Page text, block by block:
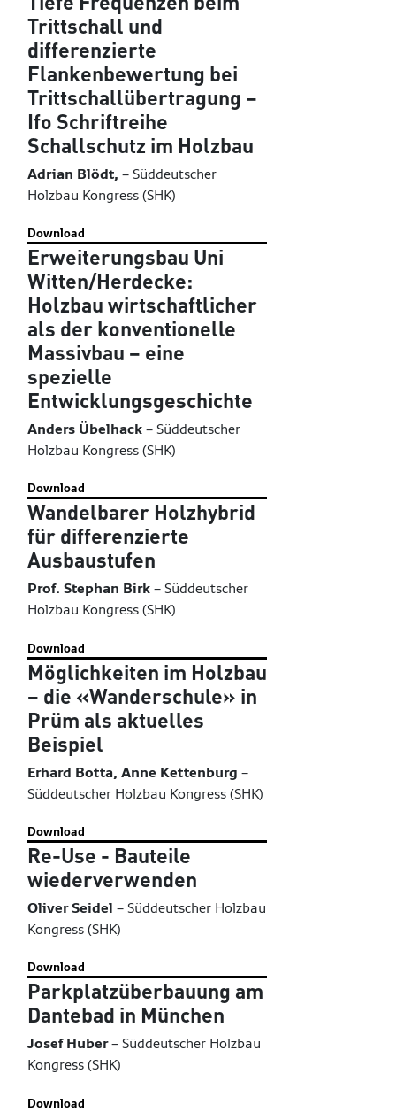
Trittschall und
differenzierte
Flankenbewertung bei
Trittschallübertragung –
Ifo Schriftreihe
Schallschutz im Holzbau
Adrian Blödt, –Süddeutscher
Holzbau Kongress (SHK)
Download
Erweiterungsbau Uni
Witten/Herdecke:
Holzbau wirtschaftlicher
als der konventionelle
Massivbau – eine
spezielle
Entwicklungsgeschichte
Anders Übelhack–Süddeutscher
Holzbau Kongress (SHK)
Download
Wandelbarer Holzhybrid
für differenzierte
Ausbaustufen
Prof. Stephan Birk–Süddeutscher
Holzbau Kongress (SHK)
Download
Möglichkeiten im Holzbau
– die «Wanderschule» in
Prüm als aktuelles
Beispiel
Erhard Botta, Anne Kettenburg –
Süddeutscher Holzbau Kongress (SHK)
Download
Re-Use - Bauteile
wiederverwenden
Oliver Seidel –Süddeutscher Holzbau
Kongress (SHK)
Download
Parkplatzüberbauung am
Dantebad in München
Josef Huber–Süddeutscher Holzbau
Kongress (SHK)
Download